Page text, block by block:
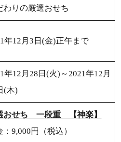
わりの厳選おせち
年12月3日(金)正午まで
年12月28日(火)～2021年12月
(木)
おせち 一段重 【神楽】
：9,000円（税込）